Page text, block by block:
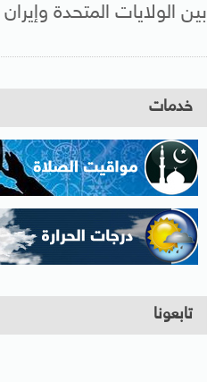
بين الولايات المتحدة وإيران
خدمات
تابعونا